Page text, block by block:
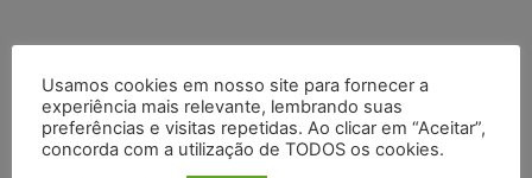
Posts Recentes
Usamos cookies em nosso site para fornecer a
experiência mais relevante, lembrando suas
preferências e visitas repetidas. Ao clicar em “Aceitar”,
concorda com a utilização de TODOS os cookies.